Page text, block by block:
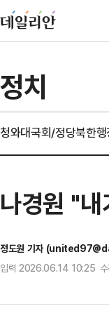
정치
청와대국회/정당북한행
나경원 "
정도원 기자
입력 2026.06.14 10:25